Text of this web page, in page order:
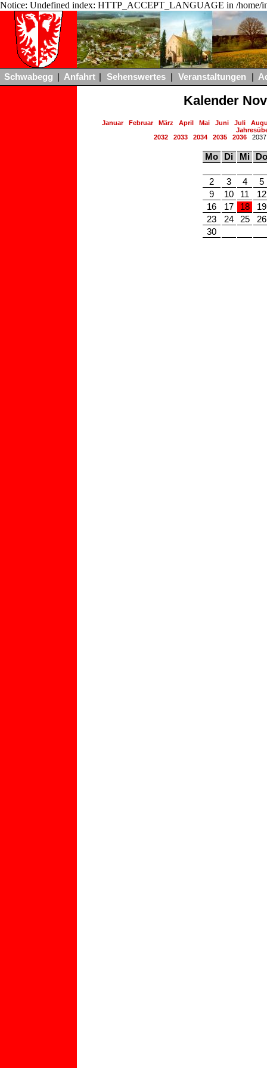
Notice: Undefined index: HTTP_ACCEPT_LANGUAGE in /home/
Schwabegg Anfahrt Sehenswertes Veranstaltungen
Kalender
Januar Februar März April Mai Juni Juli
2032
2033 2034 2035 2036
Mo Di Mi Do
2 3 4
5
9
10 11
12
16
17 18
19
23
24 25
26
30